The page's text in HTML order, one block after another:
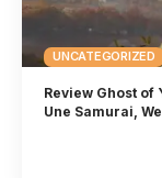
UNCATEGORIZED
Review Ghost of
Une Samurai,